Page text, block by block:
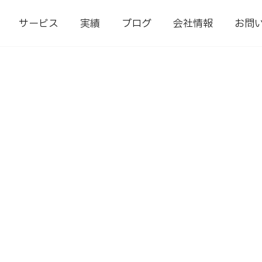
サービス 実績 ブログ 会社情報 お問